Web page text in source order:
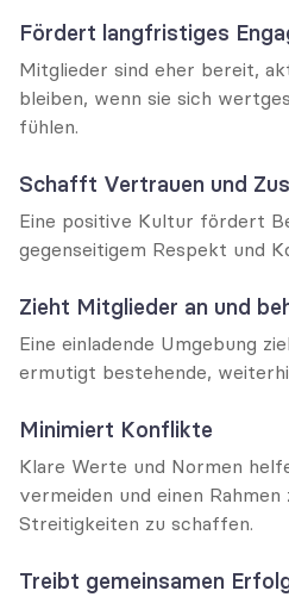
Fördert langfristiges
Mitglieder sind eher bereit,
bleiben, wenn sie sich
fühlen.
Schafft Vertrauen und
Eine positive Kultur fördert
gegenseitigem Respekt und
Zieht Mitglieder an und
Eine einladende Umgebung
ermutigt bestehende,
Minimiert Konflikte
Klare Werte und Normen
vermeiden und einen
Streitigkeiten zu schaffen.
Treibt gemeinsamen